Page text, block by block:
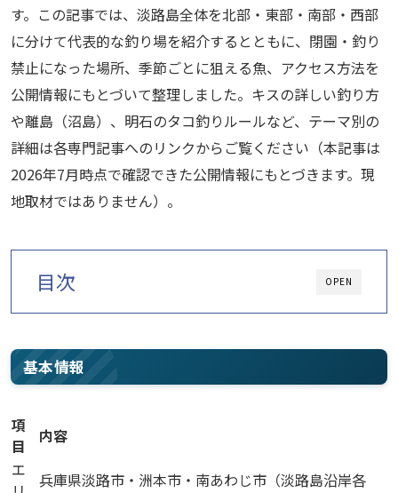
す。この記事では、淡路島全体を北部・東部・南部・西部
に分けて代表的な釣り場を紹介するとともに、閉園・釣り
禁止になった場所、季節ごとに狙える魚、アクセス方法を
公開情報にもとづいて整理しました。キスの詳しい釣り方
や離島（沼島）、明石のタコ釣りルールなど、テーマ別の
詳細は各専門記事へのリンクからご覧ください（本記事は
2026年7月時点で確認できた公開情報にもとづきます。現
地取材ではありません）。
OPEN
目次
基本情報
項
目
内容
エ
兵庫県淡路市・洲本市・南あわじ市（淡路島沿岸各